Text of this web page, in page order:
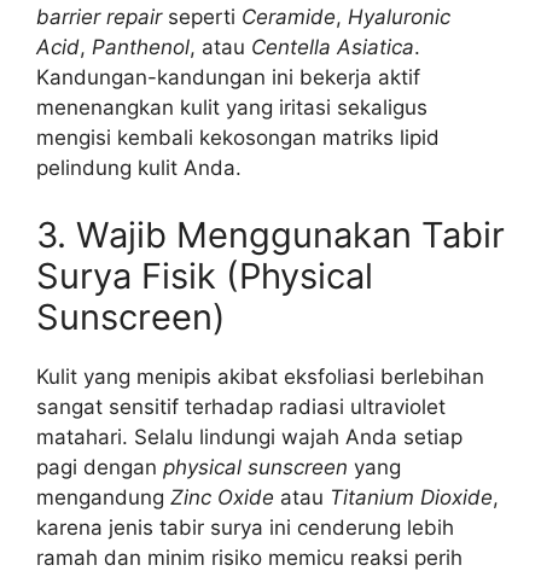
barrier repairseperti Ceramide, Hyaluronic
Acid, Panthenol, atau Centella Asiatica.
Kandungan-kandungan ini bekerja aktif
menenangkan kulit yang iritasi sekaligus
mengisi kembali kekosongan matriks lipid
pelindung kulit Anda.
3. Wajib Menggunakan Tabir
Surya Fisik (Physical
Sunscreen)
Kulit yang menipis akibat eksfoliasi berlebihan
sangat sensitif terhadap radiasi ultraviolet
matahari. Selalu lindungi wajah Anda setiap
pagi dengan physical sunscreen yang
mengandung Zinc Oxide atau Titanium Dioxide,
karena jenis tabir surya ini cenderung lebih
ramah dan minim risiko memicu reaksi perih